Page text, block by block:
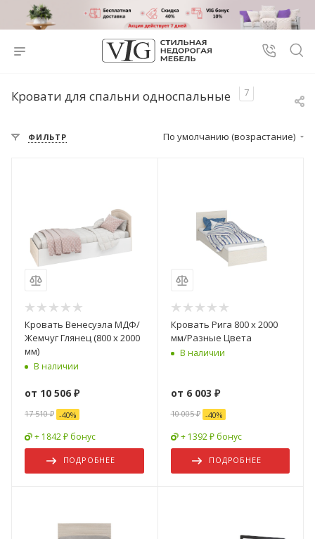
Кровати для спальни односпальные 7
ФИЛЬТР По умолчанию (возрастание)
Кровать Венесуэла МДФ/
Жемчуг Глянец (800 х 2000
мм)
В наличии
от 10 506 ₽
17 510 ₽ -40%
+ 1842 ₽ бонус
ПОДРОБНЕЕ
Кровать Рига 800 х 2000
мм/Разные Цвета
В наличии
от 6 003 ₽
10 005 ₽ -40%
+ 1392 ₽ бонус
ПОДРОБНЕЕ